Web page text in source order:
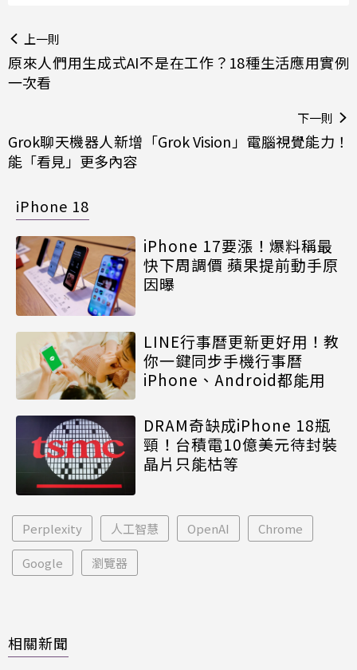
上一則
原來人們用生成式AI不是在工作？18種生活應用實例
一次看
下一則
Grok聊天機器人新增「Grok Vision」電腦視覺能力！
能「看見」更多內容
iPhone 18
iPhone 17要漲！爆料稱最
快下周調價 蘋果提前動手原
因曝
LINE行事曆更新更好用！教
你一鍵同步手機行事曆
iPhone、Android都能用
DRAM奇缺成iPhone 18瓶
頸！台積電10億美元待封裝
晶片只能枯等
Perplexity 人工智慧 OpenAI Chrome
Google 瀏覽器
相關新聞